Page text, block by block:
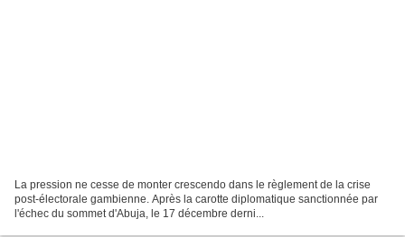
La pression ne cesse de monter crescendo dans le règlement de la crise
post-électorale gambienne. Après la carotte diplomatique sanctionnée par
l'échec du sommet d'Abuja, le 17 décembre derni...